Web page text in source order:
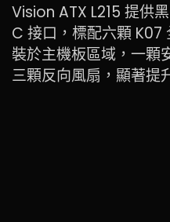
Vision ATX L215 提供
C 接口，標配六顆 K07
裝於主機板區域，一顆
三顆反向風扇，顯著提